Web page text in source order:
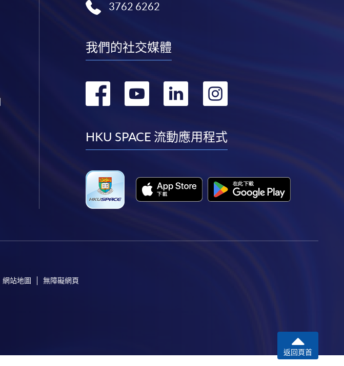
3762 6262
我們的社交媒體
轉
facebook
轉
youtube
轉
linkedin
轉
instagram
HKU SPACE 流動應用程式
網站地圖 無障礙網頁
返回頁首